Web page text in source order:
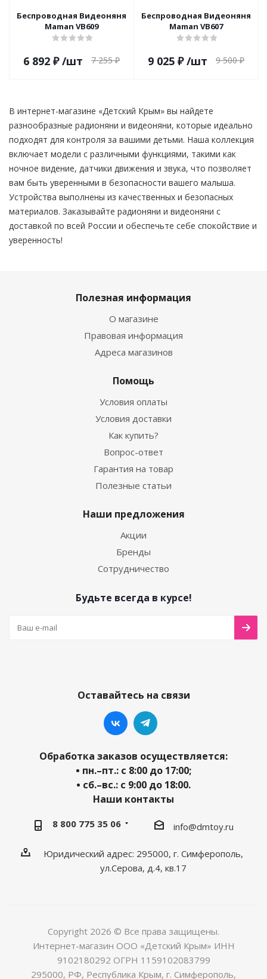
Беспроводная Видеоняня
Maman VB609
6 892 ₽ /шт 7 255₽
Беспроводная Видеоняня
Maman VB607
9 025 ₽ /шт 9 500₽
В интернет-магазине «Детский Крым» вы найдете
разнообразные радионяни и видеоняни, которые идеально
подходят для контроля за вашими детьми. Наша коллекция
включает модели с различными функциями, такими как
ночное видение, датчики движения и звука, что позволяет
вам быть уверенными в безопасности вашего малыша.
Устройства выполнены из качественных и безопасных
материалов. Заказывайте радионяни и видеоняни с
доставкой по всей России и обеспечьте себе спокойствие и
уверенность!
Полезная информация
О магазине
Правовая информация
Адреса магазинов
Помощь
Условия оплаты
Условия доставки
Как купить?
Вопрос-ответ
Гарантия на товар
Полезные статьи
Наши предложения
Акции
Бренды
Сотрудничество
Будьте всегда в курсе!
Оставайтесь на связи
Обработка заказов осуществляется:
• пн.–пт.: с 8:00 до 17:00;
• сб.–вс.: с 9:00 до 18:00.
Наши контакты
8 800 775 35 06 info@dmtoy.ru
Юридический адрес: 295000, г. Симферополь,
ул.Серова, д.4, кв.17
Copyright 2026 © Все права защищены.
Интернет-магазин ООО «Детский Крым» ИНН
9102180292 ОГРН 1159102083799
295000, РФ, Республика Крым, г. Симферополь,